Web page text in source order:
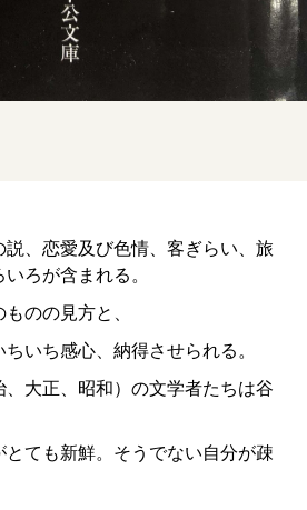
、恋愛及び色情、客ぎらい、旅
ろが含まれる。
のの見方と、
いち感心、納得させられる。
、大正、昭和）の文学者たちは谷
ても新鮮。そうでない自分が疎